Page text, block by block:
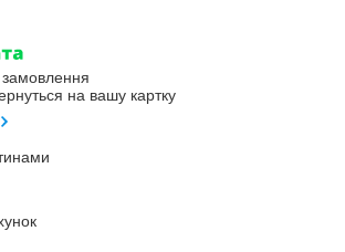
на вашу картку